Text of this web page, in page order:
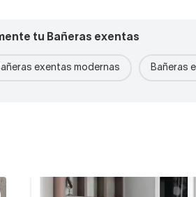
tu Bañeras exentas
exentas modernas Bañeras